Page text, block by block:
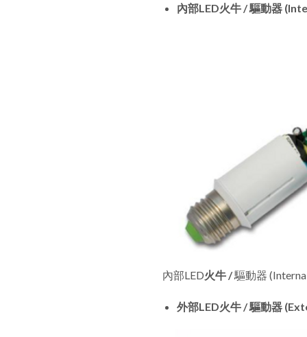
內部LED火牛 / 驅動器
內部LED火牛 /驅動器
外部LED火牛 / 驅動器